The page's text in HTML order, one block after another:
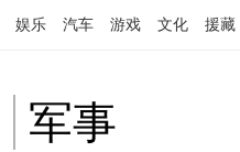
娱乐 汽车 游戏 文化 援藏
军事